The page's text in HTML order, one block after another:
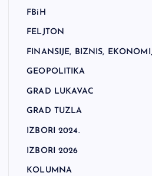
FBiH
FELJTON
FINANSIJE, BIZNIS,
GEOPOLITIKA
GRAD LUKAVAC
GRAD TUZLA
IZBORI 2024.
IZBORI 2026
KOLUMNA